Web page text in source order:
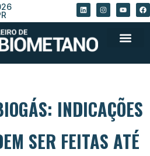
INDICAÇÕES
SER FEITAS ATÉ